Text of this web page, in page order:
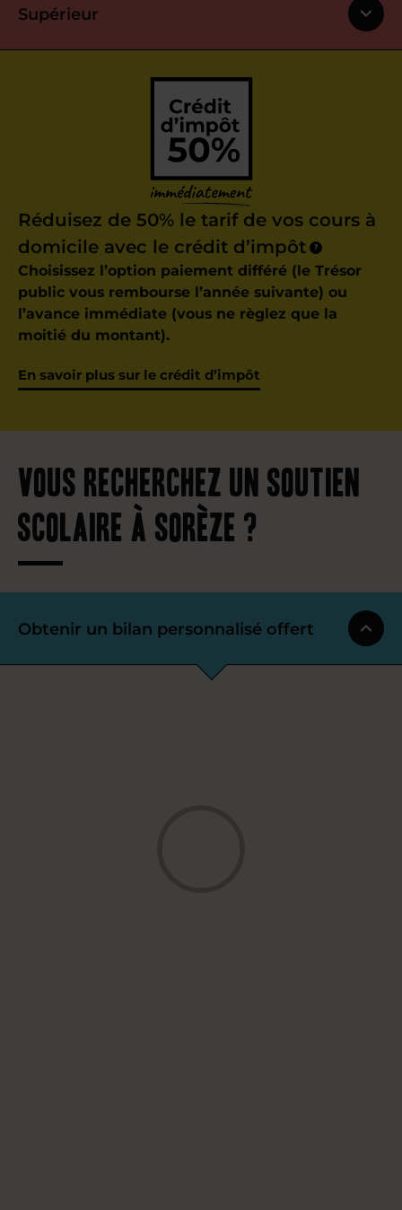
Supérieur
Réduisez de 50% le tarif de vos cours à
domicile avec le crédit d’impôt
?
Choisissez l’option paiement différé (le Trésor
public vous rembourse l’année suivante) ou
l’avance immédiate (vous ne règlez que la
moitié du montant).
En savoir plus sur le crédit d’impôt
Vous recherchez un soutien
scolaire à Sorèze ?
Obtenir un bilan personnalisé offert